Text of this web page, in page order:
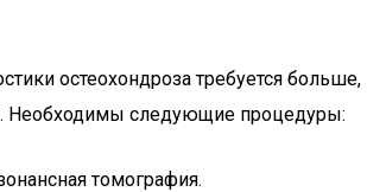
остеохондроза требуется больше,
Необходимы следующие процедуры:
томография.